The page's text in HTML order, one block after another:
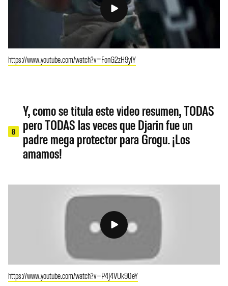
https://www.youtube.com/watch?v=FonG2zH9ylY
8
Y, como se titula este video resumen, TODAS
pero TODAS las veces que Djarin fue un
padre mega protector para Grogu. ¡Los
amamos!
https://www.youtube.com/watch?v=P4J4VUk90eY